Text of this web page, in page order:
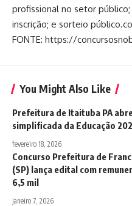
profissional no setor
inscrição; e sorteio
FONTE: https://
You Might Also Like
Prefeitura de Itaituba PA
simplificada da Educação
fevereiro 18, 2026
Concurso Prefeitura de
(SP) lança edital com
6,5 mil
janeiro 7, 2026